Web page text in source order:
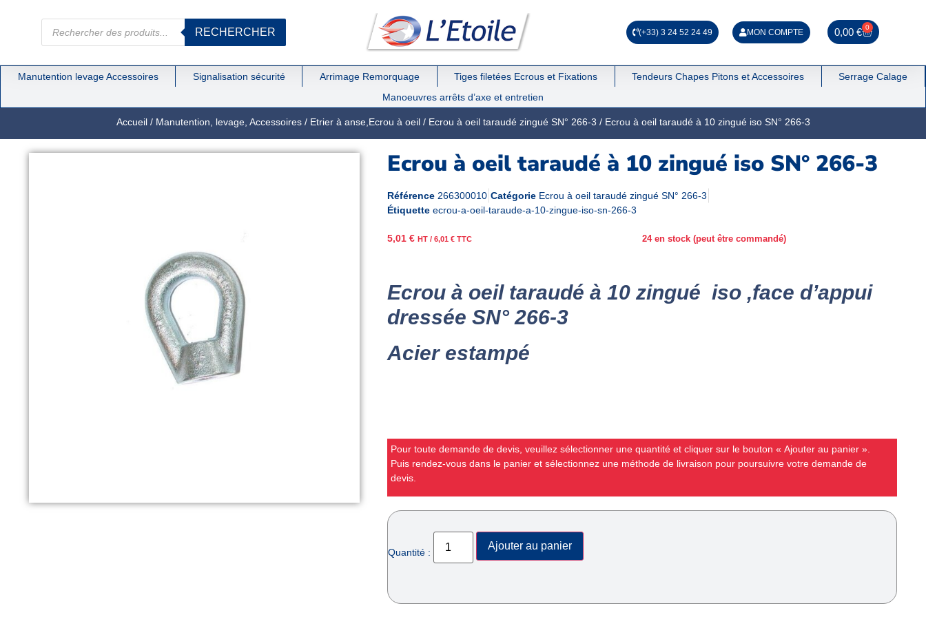
RECHERCHER (+33) 3 24 52 24 49 MON COMPTE 0,00€ 0
Manutention levage Accessoires Signalisation sécurité Arrimage Remorquage Tiges filetées Ecrous et Fixations Tendeurs Chapes Pitons et Accessoires
Serrage Calage
Manoeuvres arrêts d’axe et entretien
Accueil/ Manutention, levage, Accessoires/ Etrier à anse,Ecrou à oeil/ Ecrou à oeil taraudé zingué SN° 266-3 / Ecrou à oeil taraudé à 10 zingué iso SN° 266-3
Ecrou à oeil taraudé à 10 zingué iso SN° 266-3
Référence 266300010 Catégorie Ecrou à oeil taraudé zingué SN° 266-3
Étiquette ecrou-a-oeil-taraude-a-10-zingue-iso-sn-266-3
5,01 € HT / 6,01 € TTC 24 en stock (peut être commandé)
Ecrou à oeil taraudé à 10 zingué iso ,face d’appui
dressée SN° 266-3
Acier estampé
Pour toute demande de devis, veuillez sélectionner une quantité et cliquer sur le bouton « Ajouter au panier ».
Puis rendez-vous dans le panier et sélectionnez une méthode de livraison pour poursuivre votre demande de
devis.
Quantité :
Ajouter au panier